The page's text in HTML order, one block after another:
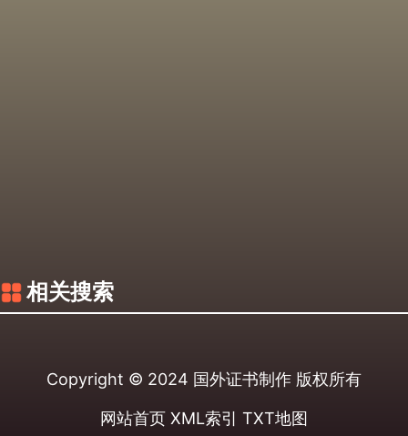
相关搜索
Copyright © 2024 国外证书制作 版权所有
网站首页 XML索引 TXT地图